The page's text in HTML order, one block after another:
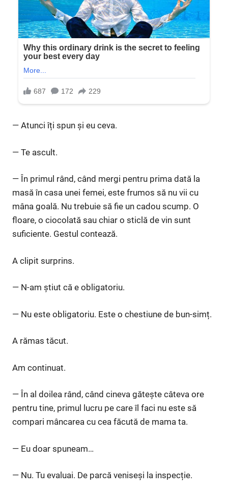
— Atunci îți spun și eu ceva.
— Te ascult.
— În primul rând, când mergi pentru prima dată la
masă în casa unei femei, este frumos să nu vii cu
mâna goală. Nu trebuie să fie un cadou scump. O
floare, o ciocolată sau chiar o sticlă de vin sunt
suficiente. Gestul contează.
A clipit surprins.
— N-am știut că e obligatoriu.
— Nu este obligatoriu. Este o chestiune de bun-simț.
A rămas tăcut.
Am continuat.
— În al doilea rând, când cineva gătește câteva ore
pentru tine, primul lucru pe care îl faci nu este să
compari mâncarea cu cea făcută de mama ta.
— Eu doar spuneam…
— Nu. Tu evaluai. De parcă veniseși la inspecție.